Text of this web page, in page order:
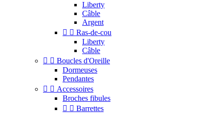
Liberty
Câble
Argent
  Ras-de-cou
Liberty
Câble
  Boucles d'Oreille
Dormeuses
Pendantes
  Accessoires
Broches fibules
  Barrettes